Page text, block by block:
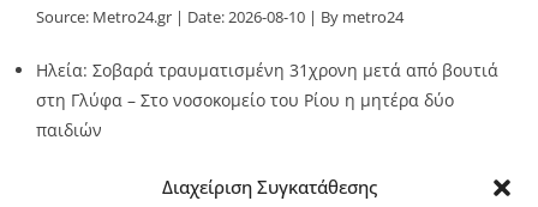
Διαχείριση Συγκατάθεσης
Source: Metro24.gr Date: 2026-08-10 By metro24
Ηλεία: Σοβαρά τραυματισμένη 31χρονη μετά από βουτιά
στη Γλύφα – Στο νοσοκομείο του Ρίου η μητέρα δύο
παιδιών